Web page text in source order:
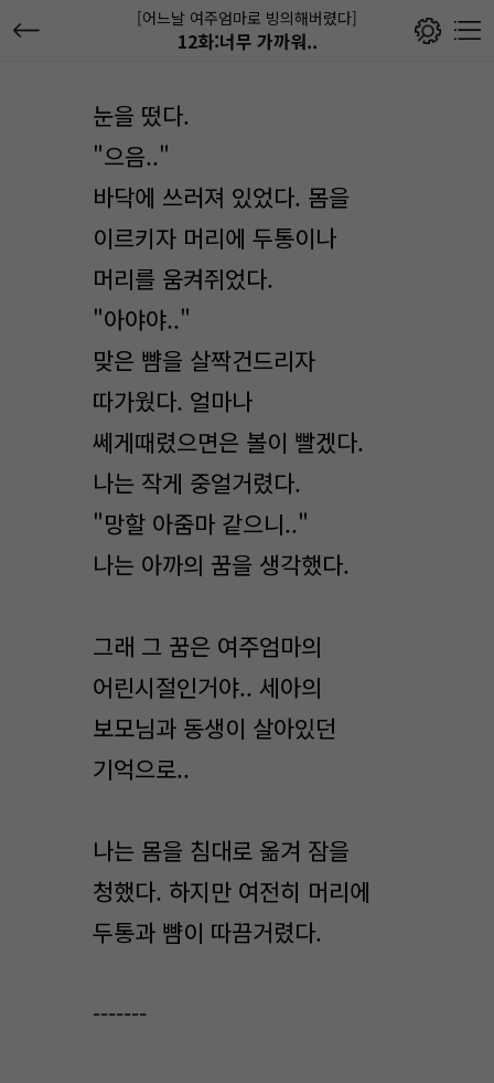
[어느날 여주엄마로 빙의해버렸다]
12화:너무 가까워..
눈을 떴다.
"으음.."
바닥에 쓰러져 있었다. 몸을
이르키자 머리에 두통이나
머리를 움켜쥐었다.
"아야야.."
맞은 뺨을 살짝건드리자
따가웠다. 얼마나
쎄게때렸으면은 볼이 빨겠다.
나는 작게 중얼거렸다.
"망할 아줌마 같으니.."
나는 아까의 꿈을 생각했다.
그래 그 꿈은 여주엄마의
어린시절인거야.. 세아의
보모님과 동생이 살아있던
기억으로..
나는 몸을 침대로 옮겨 잠을
청했다. 하지만 여전히 머리에
두통과 뺨이 따끔거렸다.
-------